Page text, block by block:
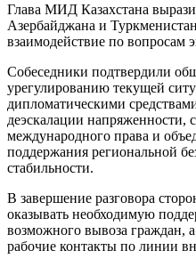
Глава МИД Казахстана
Азербайджана и
взаимодействие по вопросам
Собеседники подтвердили
урегулированию текущей
дипломатическими
деэскалации напряженности,
международного права и
поддержания региональной
стабильности.
В завершение разговора
оказывать необходимую
возможного вывоза граждан,
рабочие контакты по линии